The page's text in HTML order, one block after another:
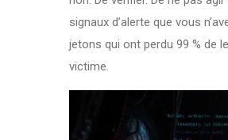
signaux d’alerte que vous
jetons qui ont perdu 99 % de
victime.